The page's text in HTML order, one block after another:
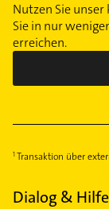
Nutzen Sie
Sie in nur
erreichen.
Transaktion über
Dialog & Hilfe